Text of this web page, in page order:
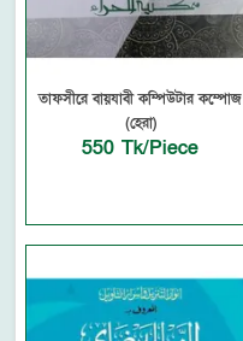
তাফসীরে বায়যাবী কম্পিউটার কম্পোজ
(হেরা)
550 Tk/Piece